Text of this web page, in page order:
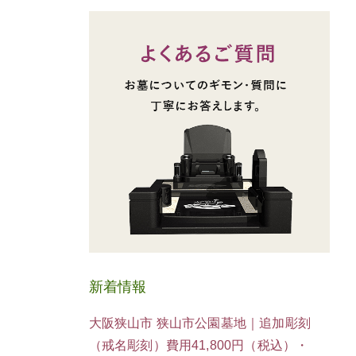
新着情報
大阪狭山市 狭山市公園墓地｜追加彫刻
（戒名彫刻）費用41,800円（税込）・